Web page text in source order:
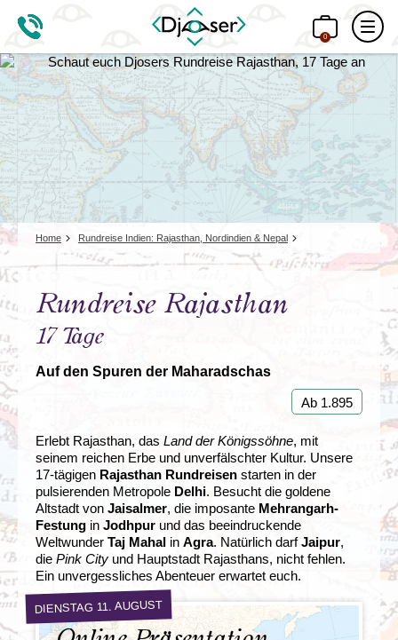
0
Home Rundreise Indien: Rajasthan, Nordindien & Nepal
Rundreise Rajasthan
17 Tage
Auf den Spuren der Maharadschas
Ab 1.895
Erlebt Rajasthan, das Land der Königssöhne, mit
seinem reichen Erbe und unverfälschter Kultur. Unsere
17-tägigen Rajasthan Rundreisen starten in der
pulsierenden Metropole Delhi. Besucht die goldene
Altstadt von Jaisalmer, die imposante Mehrangarh-
Festung in Jodhpur und das beeindruckende
Weltwunder Taj Mahal in Agra. Natürlich darfJaipur,
die Pink City und Hauptstadt Rajasthans, nicht fehlen.
Ein unvergessliches Abenteuer erwartet euch.
DIENSTAG 11. AUGUST